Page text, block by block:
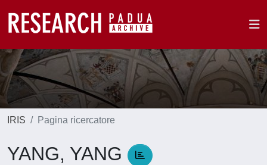
IRIS Pagina ricercatore
YANG, YANG